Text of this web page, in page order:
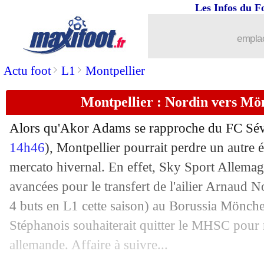
Actu foot> L1 > Montpellier
Les Infos du
Montpellier : Nordin vers
Alors qu'Akor Adams se rapproche du FC
14h46), Montpellier pourrait perdre un autre
mercato hivernal. En effet, Sky Sport
avancées pour le transfert de l'ailier Arnaud
4 buts en L1 cette saison) au Borussia
Stéphanois souhaiterait quitter le MHSC
allemande. Affaire à suivre...
: l'OM s'active pour Gouiri !
24/01 Stuttgart: Rouault n'a pas peur du
24/01 Lens: une offre pour le Troyen Irié
Milan: blessé, Emerson Royal ne
24/01 OM : Wahi a signé son contrat à
24/01 Belgique: les premiers mots de
24/01 Monaco: accord de principe avec
24/01 Fiorentina : le Paris FC battu pour